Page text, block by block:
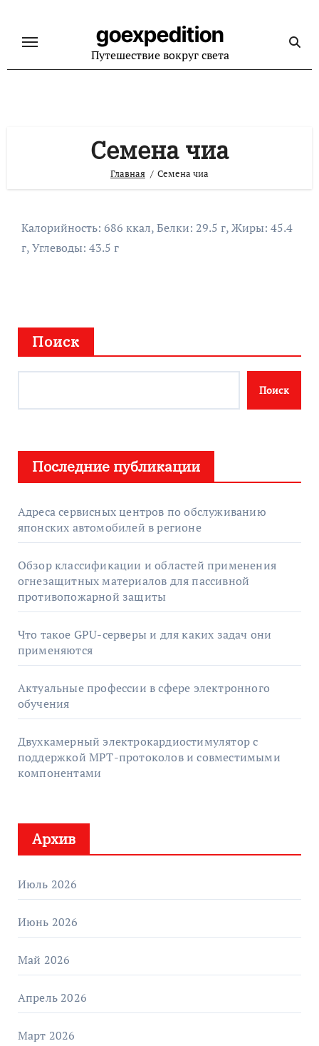
содержанию
goexpedition
Путешествие вокруг света
Семена чиа
Главная Семена чиа
Калорийность: 686 ккал, Белки: 29.5 г, Жиры: 45.4
г, Углеводы: 43.5 г
Поиск
Поиск
Последние публикации
Адреса сервисных центров по обслуживанию
японских автомобилей в регионе
Обзор классификации и областей применения
огнезащитных материалов для пассивной
противопожарной защиты
Что такое GPU-серверы и для каких задач они
применяются
Актуальные профессии в сфере электронного
обучения
Двухкамерный электрокардиостимулятор с
поддержкой МРТ-протоколов и совместимыми
компонентами
Архив
Июль 2026
Июнь 2026
Май 2026
Апрель 2026
Март 2026